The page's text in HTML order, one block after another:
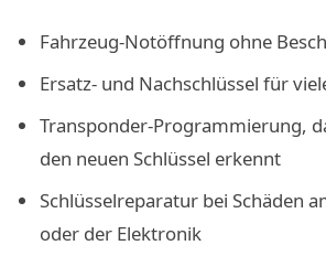
Fahrzeug-Notöffnung ohne
Ersatz- und Nachschlüssel für
Transponder-Programmierung,
den neuen Schlüssel erkennt
Schlüsselreparatur bei Schäden
oder der Elektronik